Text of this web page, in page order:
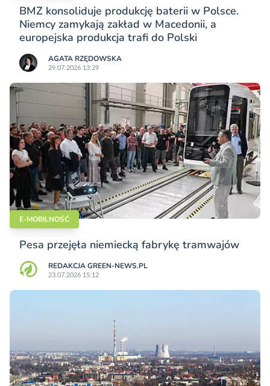
BMZ konsoliduje produkcję baterii w Polsce.
Niemcy zamykają zakład w Macedonii, a
europejska produkcja trafi do Polski
AGATA RZĘDOWSKA
29.07.2026 13:29
E-MOBILNOŚĆ
Pesa przejęła niemiecką fabrykę tramwajów
REDAKCJA GREEN-NEWS.PL
23.07.2026 15:12